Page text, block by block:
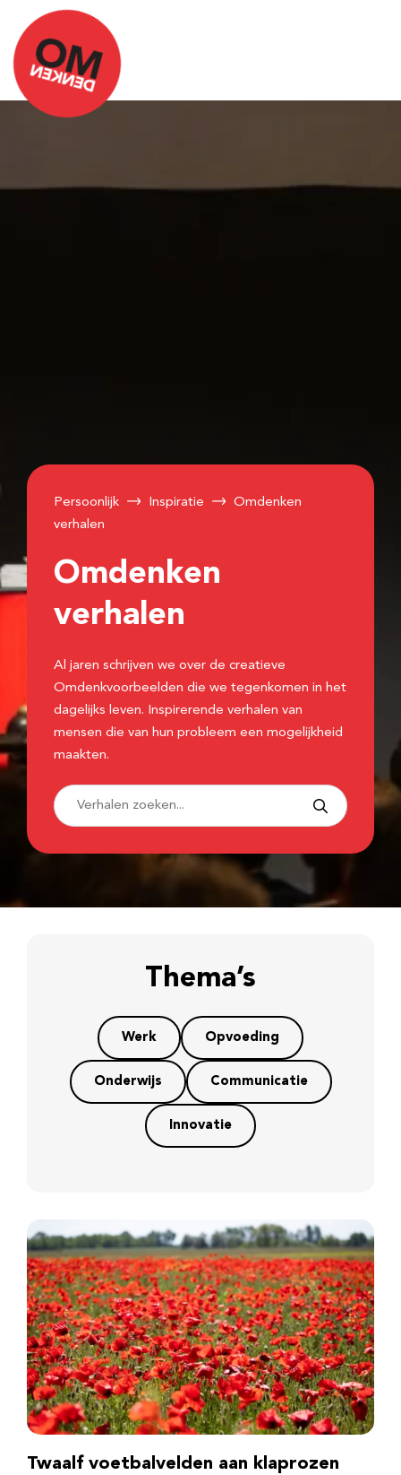
Persoonlijk Inspiratie
Omdenken
verhalen
Omdenken
verhalen
Al jaren schrijven we over de creatieve
Omdenkvoorbeelden die we tegenkomen in het
dagelijks leven. Inspirerende verhalen van
mensen die van hun probleem een mogelijkheid
maakten.
Thema’s
Werk Opvoeding
Onderwijs Communicatie
Innovatie
Twaalf voetbalvelden aan klaprozen